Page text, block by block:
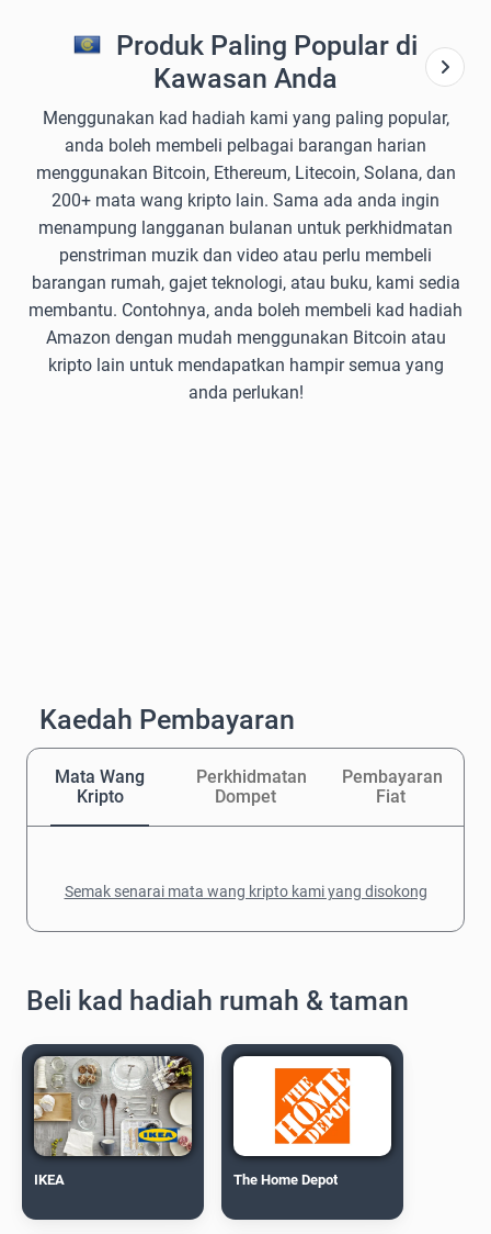
Produk Paling Popular di
Kawasan Anda
Menggunakan kad hadiah kami yang paling popular,
anda boleh membeli pelbagai barangan harian
menggunakan Bitcoin, Ethereum, Litecoin, Solana, dan
200+ mata wang kripto lain. Sama ada anda ingin
menampung langganan bulanan untuk perkhidmatan
penstriman muzik dan video atau perlu membeli
barangan rumah, gajet teknologi, atau buku, kami sedia
membantu. Contohnya, anda boleh membeli kad hadiah
Amazon dengan mudah menggunakan Bitcoin atau
kripto lain untuk mendapatkan hampir semua yang
anda perlukan!
Kaedah Pembayaran
Mata Wang
Kripto
Perkhidmatan
Dompet
Pembayaran
Fiat
Semak senarai mata wang kripto kami yang disokong
Beli kad hadiah rumah & taman
IKEA The Home Depot